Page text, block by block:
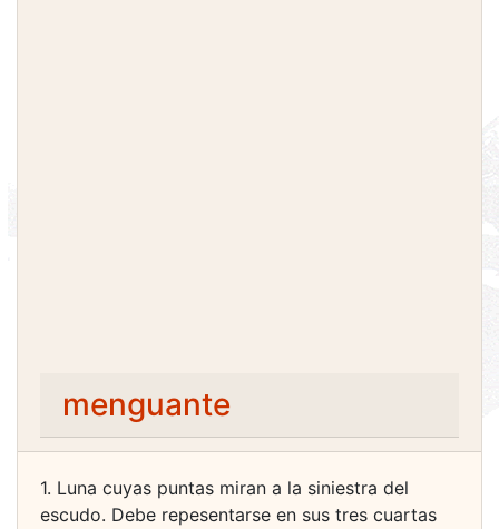
menguante
1. Luna cuyas puntas miran a la siniestra del
escudo. Debe repesentarse en sus tres cuartas